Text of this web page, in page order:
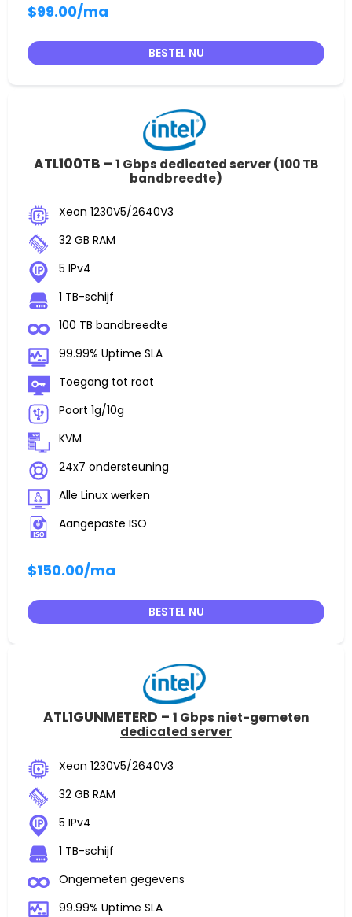
$99.00/ma
BESTEL NU
ATL100TB – 1 Gbps dedicated server (100 TB
bandbreedte)
Xeon 1230V5/2640V3
32 GB RAM
5 IPv4
1 TB-schijf
100 TB bandbreedte
99.99% Uptime SLA
Toegang tot root
Poort 1g/10g
KVM
24x7 ondersteuning
Alle Linux werken
Aangepaste ISO
$150.00/ma
BESTEL NU
ATL1GUNMETERD – 1 Gbps niet-gemeten
dedicated server
Xeon 1230V5/2640V3
32 GB RAM
5 IPv4
1 TB-schijf
Ongemeten gegevens
99.99% Uptime SLA